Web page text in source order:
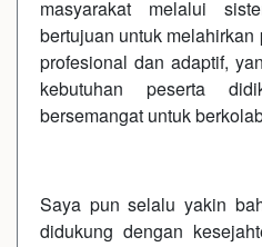
masyarakat melalui
bertujuan untuk
profesional dan adaptif,
kebutuhan peserta
bersemangat untuk
Saya pun selalu yakin
didukung dengan